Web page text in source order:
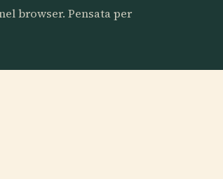
browser. Pensata per